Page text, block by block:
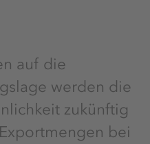
auf die
werden die
zukünftig
bei